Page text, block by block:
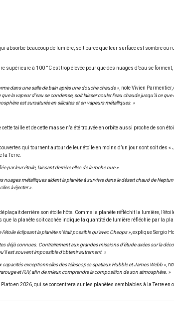
absorbe beaucoup de lumière, soit parce que leur surface est sombre ou
supérieure à 100 °C est trop élevée pour que des nuages d’eau se
dans une salle de bain après une douche chaude » , note Vivien
la vapeur d’eau se condense, soit laisser couler l’eau chaude jusqu’à ce
est sursaturée en silicates et en vapeurs métalliques. »
taille et de cette masse n’a été trouvée en orbite aussi proche de son
qui tournent autour de leur étoile en moins d’un jour sont soit des
la Terre.
par leur étoile, laissant derrière elles de la roche nue ».
nuages métalliques aident la planète à survivre dans le désert chaud de
à éjecter ».
derrière son étoile hôte. Comme la planète réfléchit la lumière,
la planète soit cachée indique la quantité de lumière réfléchie par la
éclipsant la planète n’était possible qu’avec Cheops » , explique Sergio
déjà connues. Contrairement aux grandes missions d’étude axées sur la
est souvent impossible d’obtenir autrement. »
capacités exceptionnelles des télescopes spatiaux Hubble et James Webb » ,
et l’UV, afin de mieux comprendre la composition de son atmosphère. »
en 2026, qui se concentrera sur les planètes semblables à la Terre en